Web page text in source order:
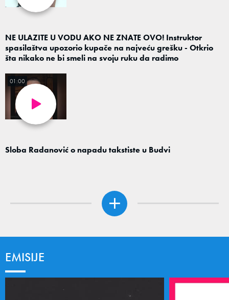
NE ULAZITE U VODU AKO NE ZNATE OVO! Instruktor
spasilaštva upozorio kupače na najveću grešku - Otkrio
šta nikako ne bi smeli na svoju ruku da radimo
Sloba Radanović o napadu takstiste u Budvi
01:00
EMISIJE